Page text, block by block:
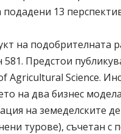
подадени 13
на подобрителната
581. Предстои
Agricultural Science.
на два бизнес
на земеделските
турове), съчетан с